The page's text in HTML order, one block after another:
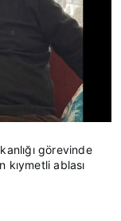
görevinde
kıymetli ablası